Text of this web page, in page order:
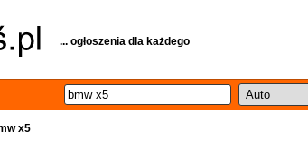
... ogłoszenia dla każdego
x5